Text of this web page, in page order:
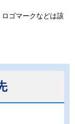
ゴマークなどは該